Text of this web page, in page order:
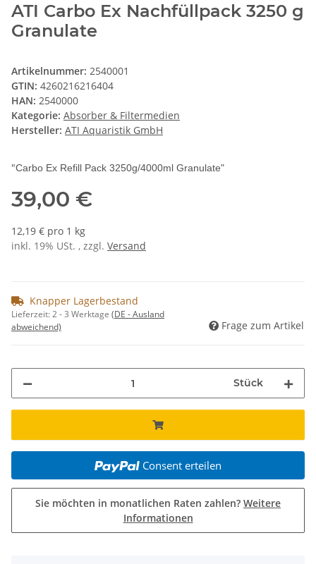
ATI Carbo Ex Nachfüllpack 3250 g
Granulate
Artikelnummer: 2540001
GTIN: 4260216216404
HAN: 2540000
Kategorie: Absorber & Filtermedien
Hersteller: ATI Aquaristik GmbH
"Carbo Ex Refill Pack 3250g/4000ml Granulate"
39,00 €
12,19 € pro 1 kg
inkl. 19% USt. , zzgl. Versand
Knapper Lagerbestand
Lieferzeit:2 - 3 Werktage (DE - Ausland
abweichend)
Frage zum Artikel
Stück
Consent erteilen
Sie möchten in monatlichen Raten zahlen? Weitere
Informationen